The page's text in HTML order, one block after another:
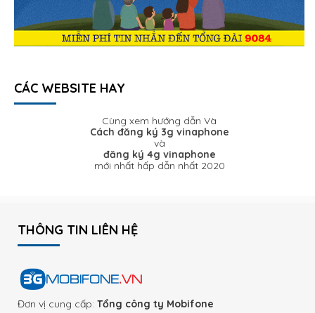
CÁC WEBSITE HAY
Cùng xem hướng dẫn Và
Cách đăng ký 3g vinaphone
và
đăng ký 4g vinaphone
mới nhất hấp dẫn nhất 2020
THÔNG TIN LIÊN HỆ
Đơn vị cung cấp: Tổng công ty Mobifone